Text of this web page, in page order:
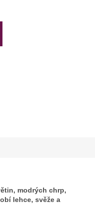
modrých chrp,
lehce, svěže a